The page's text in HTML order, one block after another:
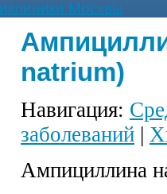
Москвы
natrium)
Навигация:
заболеваний |
Ампициллина